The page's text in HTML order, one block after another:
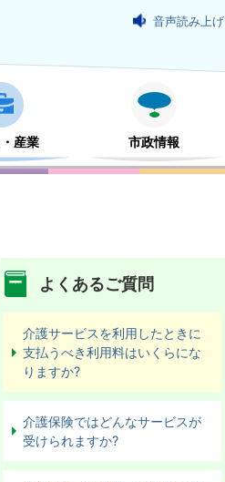
音声読み上げ
産業 市政情報
よくあるご質問
介護サービスを利用したときに
支払うべき利用料はいくらにな
りますか?
介護保険ではどんなサービスが
受けられますか?